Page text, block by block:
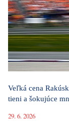
Veľká cena
tieni a šokujúce
29. 6. 2026